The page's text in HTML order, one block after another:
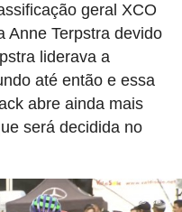
geral XCO
Anne Terpstra devido
liderava a
até então e essa
abre ainda mais
será decidida no